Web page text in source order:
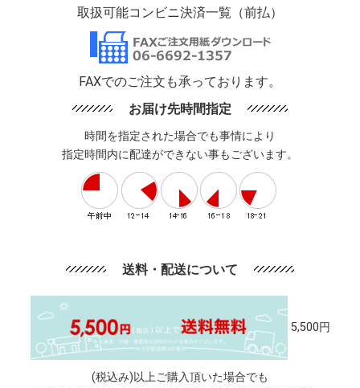
取扱可能コンビニ決済一覧（前払）
FAXでのご注文も承っております。
お届け先時間指定
時間を指定された場合でも事情により
指定時間内に配達ができない事もございます。
送料・配送について
5,500円
(税込み)以上ご購入頂いた場合でも